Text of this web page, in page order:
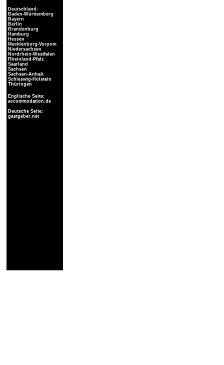
Deutschland:
Baden-Württemberg
Bayern
Berlin
Brandenburg
Hamburg
Hessen
Mecklenburg-Vorpom
Niedersachsen
Nordrhein-Westfalen
Rheinland-Pfalz
Saarland
Sachsen
Sachsen-Anhalt
Schleswig-Holstein
Thüringen
Englische Seite:
accommodation.de
Deutsche Seite:
gastgeber.net